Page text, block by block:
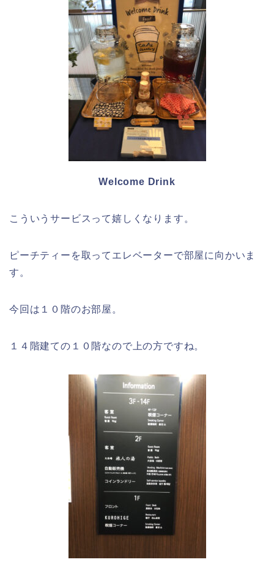
Welcome Drink
こういうサービスって嬉しくなります。
ピーチティーを取ってエレベーターで部屋に向かいま
す。
今回は１０階のお部屋。
１４階建ての１０階なので上の方ですね。